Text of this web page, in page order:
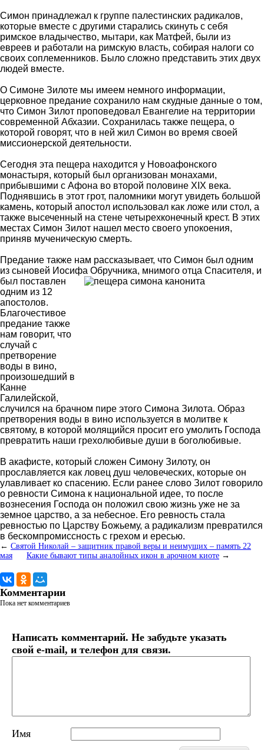
Симон принадлежал к группе палестинских радикалов,
которые вместе с другими старались скинуть с себя
римское владычество, мытари, как Матфей, были из
евреев и работали на римскую власть, собирая налоги со
своих соплеменников. Было сложно представить этих двух
людей вместе.
О Симоне Зилоте мы имеем немного информации,
церковное предание сохранило нам скудные данные о том,
что Симон Зилот проповедовал Евангелие на территории
современной Абхазии. Сохранилась также пещера, о
которой говорят, что в ней жил Симон во время своей
миссионерской деятельности.
Сегодня эта пещера находится у Новоафонского
монастыря, который был организован монахами,
прибывшими с Афона во второй половине XIX века.
Поднявшись в этот грот, паломники могут увидеть большой
камень, который апостол использовал как ложе или стол, а
также высеченный на стене четырехконечный крест. В этих
местах Симон Зилот нашел место своего упокоения,
приняв мученическую смерть.
Предание также нам рассказывает, что Симон был одним
из сыновей Иосифа Обручника, мнимого отца Спасителя, и
был поставлен
одним из 12
апостолов.
Благочестивое
предание также
нам говорит, что
случай с
претворение
воды в вино,
произошедший в
Канне
Галилейской,
случился на брачном пире этого Симона Зилота. Образ
претворения воды в вино используется в молитве к
святому, в которой молящийся просит его умолить Господа
превратить наши грехолюбивые души в боголюбивые.
В акафисте, который сложен Симону Зилоту, он
прославляется как ловец душ человеческих, которые он
улавливает ко спасению. Если ранее слово Зилот говорило
о ревности Симона к национальной идее, то после
вознесения Господа он положил свою жизнь уже не за
земное царство, а за небесное. Его ревность стала
ревностью по Царству Божьему, а радикализм превратился
в бескомпромиссность с грехом и ересью.
← Святой Николай – защитник правой веры и неимущих – память 22
мая
Какие бывают типы аналойных икон в арочном киоте →
Комментарии
Пока нет комментариев
Написать комментарий. Не забудьте указать
свой e-mail, и телефон для связи.
Имя